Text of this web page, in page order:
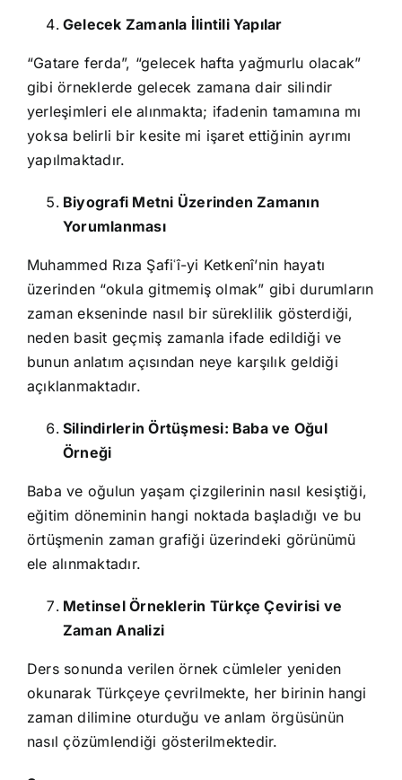
Gelecek Zamanla İlintili Yapılar
“Gatare ferda”, “gelecek hafta yağmurlu olacak”
gibi örneklerde gelecek zamana dair silindir
yerleşimleri ele alınmakta; ifadenin tamamına mı
yoksa belirli bir kesite mi işaret ettiğinin ayrımı
yapılmaktadır.
Biyografi Metni Üzerinden Zamanın
Yorumlanması
Muhammed Rıza Şafiʿî-yi Ketkenî’nin hayatı
üzerinden “okula gitmemiş olmak” gibi durumların
zaman ekseninde nasıl bir süreklilik gösterdiği,
neden basit geçmiş zamanla ifade edildiği ve
bunun anlatım açısından neye karşılık geldiği
açıklanmaktadır.
Silindirlerin Örtüşmesi: Baba ve Oğul
Örneği
Baba ve oğulun yaşam çizgilerinin nasıl kesiştiği,
eğitim döneminin hangi noktada başladığı ve bu
örtüşmenin zaman grafiği üzerindeki görünümü
ele alınmaktadır.
Metinsel Örneklerin Türkçe Çevirisi ve
Zaman Analizi
Ders sonunda verilen örnek cümleler yeniden
okunarak Türkçeye çevrilmekte, her birinin hangi
zaman dilimine oturduğu ve anlam örgüsünün
nasıl çözümlendiği gösterilmektedir.